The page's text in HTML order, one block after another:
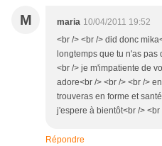
M maria 10/04/2011 19:52
<br /> <br /> did donc
longtemps que tu n'as
<br /> je m'impatiente de
adore<br /> <br /> <br />
trouveras en forme et
j'espere à bientôt<br />
Répondre